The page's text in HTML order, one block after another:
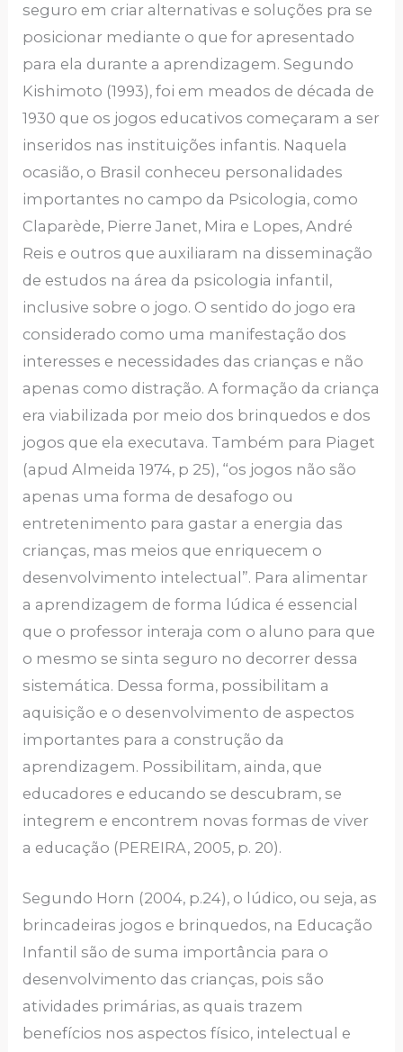
seguro em criar alternativas e soluções pra se
posicionar mediante o que for apresentado
para ela durante a aprendizagem. Segundo
Kishimoto (1993), foi em meados de década de
1930 que os jogos educativos começaram a ser
inseridos nas instituições infantis. Naquela
ocasião, o Brasil conheceu personalidades
importantes no campo da Psicologia, como
Claparède, Pierre Janet, Mira e Lopes, André
Reis e outros que auxiliaram na disseminação
de estudos na área da psicologia infantil,
inclusive sobre o jogo. O sentido do jogo era
considerado como uma manifestação dos
interesses e necessidades das crianças e não
apenas como distração. A formação da criança
era viabilizada por meio dos brinquedos e dos
jogos que ela executava. Também para Piaget
(apud Almeida 1974, p 25), “os jogos não são
apenas uma forma de desafogo ou
entretenimento para gastar a energia das
crianças, mas meios que enriquecem o
desenvolvimento intelectual”. Para alimentar
a aprendizagem de forma lúdica é essencial
que o professor interaja com o aluno para que
o mesmo se sinta seguro no decorrer dessa
sistemática. Dessa forma, possibilitam a
aquisição e o desenvolvimento de aspectos
importantes para a construção da
aprendizagem. Possibilitam, ainda, que
educadores e educando se descubram, se
integrem e encontrem novas formas de viver
a educação (PEREIRA, 2005, p. 20).
Segundo Horn (2004, p.24), o lúdico, ou seja, as
brincadeiras jogos e brinquedos, na Educação
Infantil são de suma importância para o
desenvolvimento das crianças, pois são
atividades primárias, as quais trazem
benefícios nos aspectos físico, intelectual e